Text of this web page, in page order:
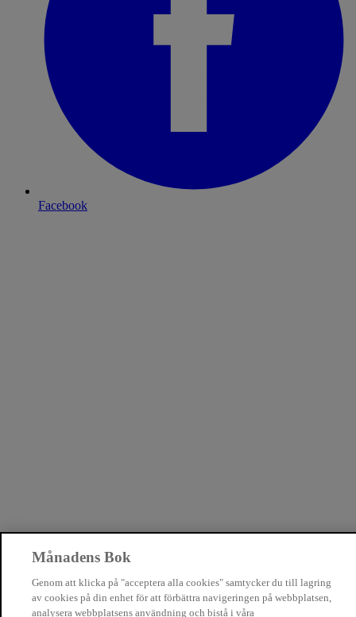
Facebook
Månadens Bok
Genom att klicka på "acceptera alla cookies" samtycker du till lagring
av cookies på din enhet för att förbättra navigeringen på webbplatsen,
analysera webbplatsens användning och bistå i våra